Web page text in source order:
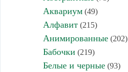
Аквариум(49)
Алфавит(215)
Анимированные(202)
Бабочки (219)
Белые и черные(93)